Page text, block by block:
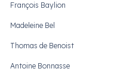
François Baylion
Madeleine Bel
Thomas de Benoist
Antoine Bonnasse